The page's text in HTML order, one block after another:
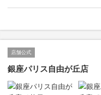
店舗公式
銀座パリス自由が丘店